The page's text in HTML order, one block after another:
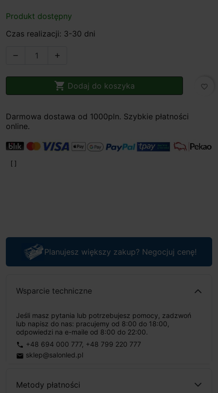
Produkt dostępny
Czas realizacji: 3-30 dni
 
 Dodaj do koszyka favorite_border
Darmowa dostawa od 1000pln. Szybkie płatności
online.
Planujesz większy zakup? Negocjuj cenę!
Wsparcie techniczne
Jeśli masz pytania lub potrzebujesz pomocy, zadzwoń
lub napisz do nas: pracujemy od 8:00 do 18:00,
odpowiedzi na e-maile od 8:00 do 22:00.
phone +48 694 000 777, +48 799 220 777
email sklep@salonled.pl
Metody płatności